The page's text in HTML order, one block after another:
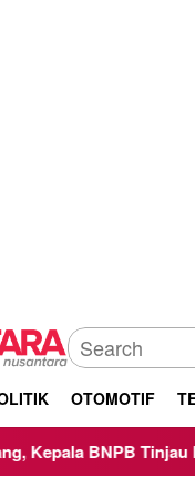
OTOMOTIF
Tinjau Langsung